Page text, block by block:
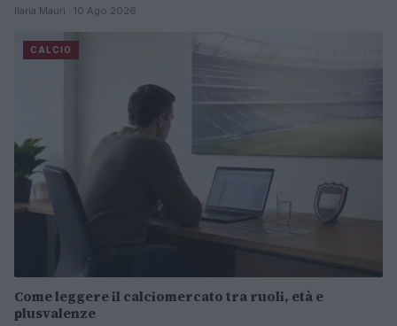
Ilaria Mauri · 10 Ago 2026
CALCIO
Come leggere il calciomercato tra ruoli, età e
plusvalenze